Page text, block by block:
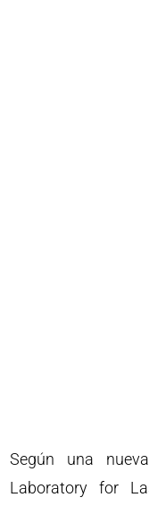
Según una
Laboratory for